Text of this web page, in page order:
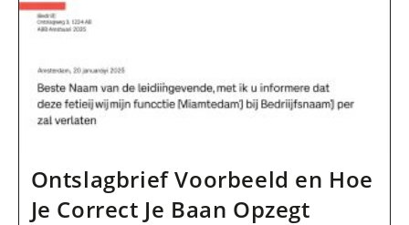
Sollicitatiebrief
Ontslagbrief Voorbeeld en Hoe
Je Correct Je Baan Opzegt